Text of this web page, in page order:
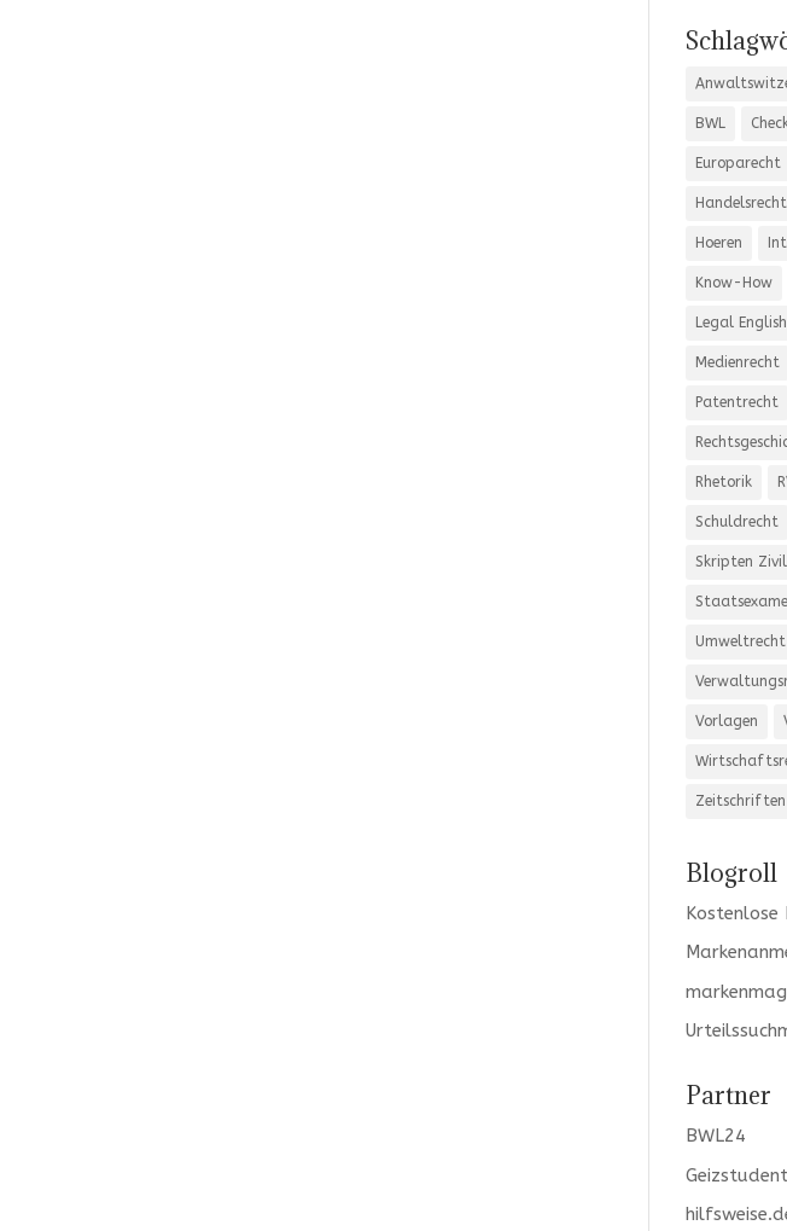
BWL
Europarecht
Handelsrecht
Hoeren
Know-How
Legal English
Medienrecht
Patentrecht
Rhetorik
Schuldrecht
Skripten
Umweltrecht
Vorlagen
Zeitschriften
Blogroll
Kostenlose
Partner
BWL24
Geizstudent